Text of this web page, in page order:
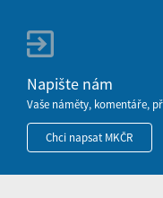
Napište nám
Vaše náměty, komentáře,
Chci napsat MKČR